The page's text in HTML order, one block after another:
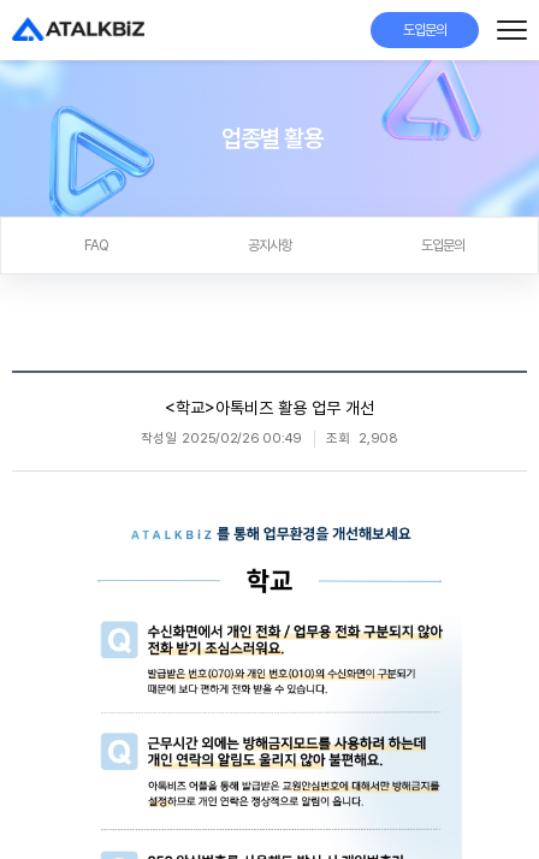
도입문의
업종별 활용
FAQ 공지사항 도입문의
<학교>아톡비즈 활용 업무 개선
작성일 2025/02/26 00:49 조회 2,908